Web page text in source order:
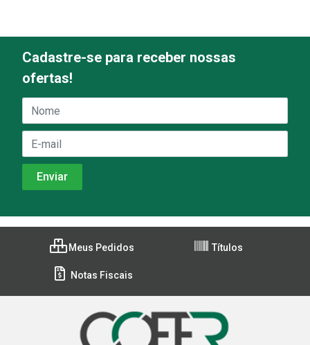
Cadastre-se para receber nossas
ofertas!
Meus Pedidos Títulos
Notas Fiscais